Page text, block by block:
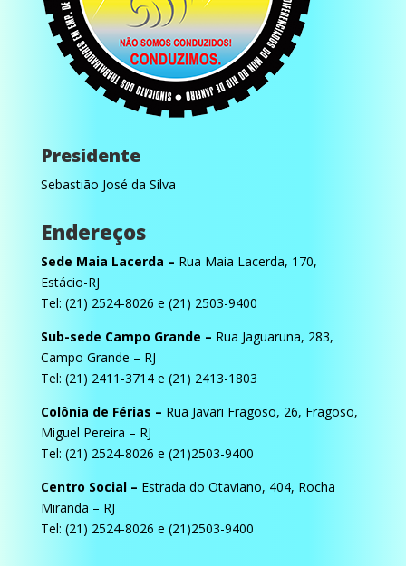
Presidente
Sebastião José da Silva
Endereços
Sede Maia Lacerda – Rua Maia Lacerda, 170,
Estácio-RJ
Tel: (21) 2524-8026 e (21) 2503-9400
Sub-sede Campo Grande – Rua Jaguaruna, 283,
Campo Grande – RJ
Tel: (21) 2411-3714 e (21) 2413-1803
Colônia de Férias – Rua Javari Fragoso, 26, Fragoso,
Miguel Pereira – RJ
Tel: (21) 2524-8026 e (21)2503-9400
Centro Social – Estrada do Otaviano, 404, Rocha
Miranda – RJ
Tel: (21) 2524-8026 e (21)2503-9400